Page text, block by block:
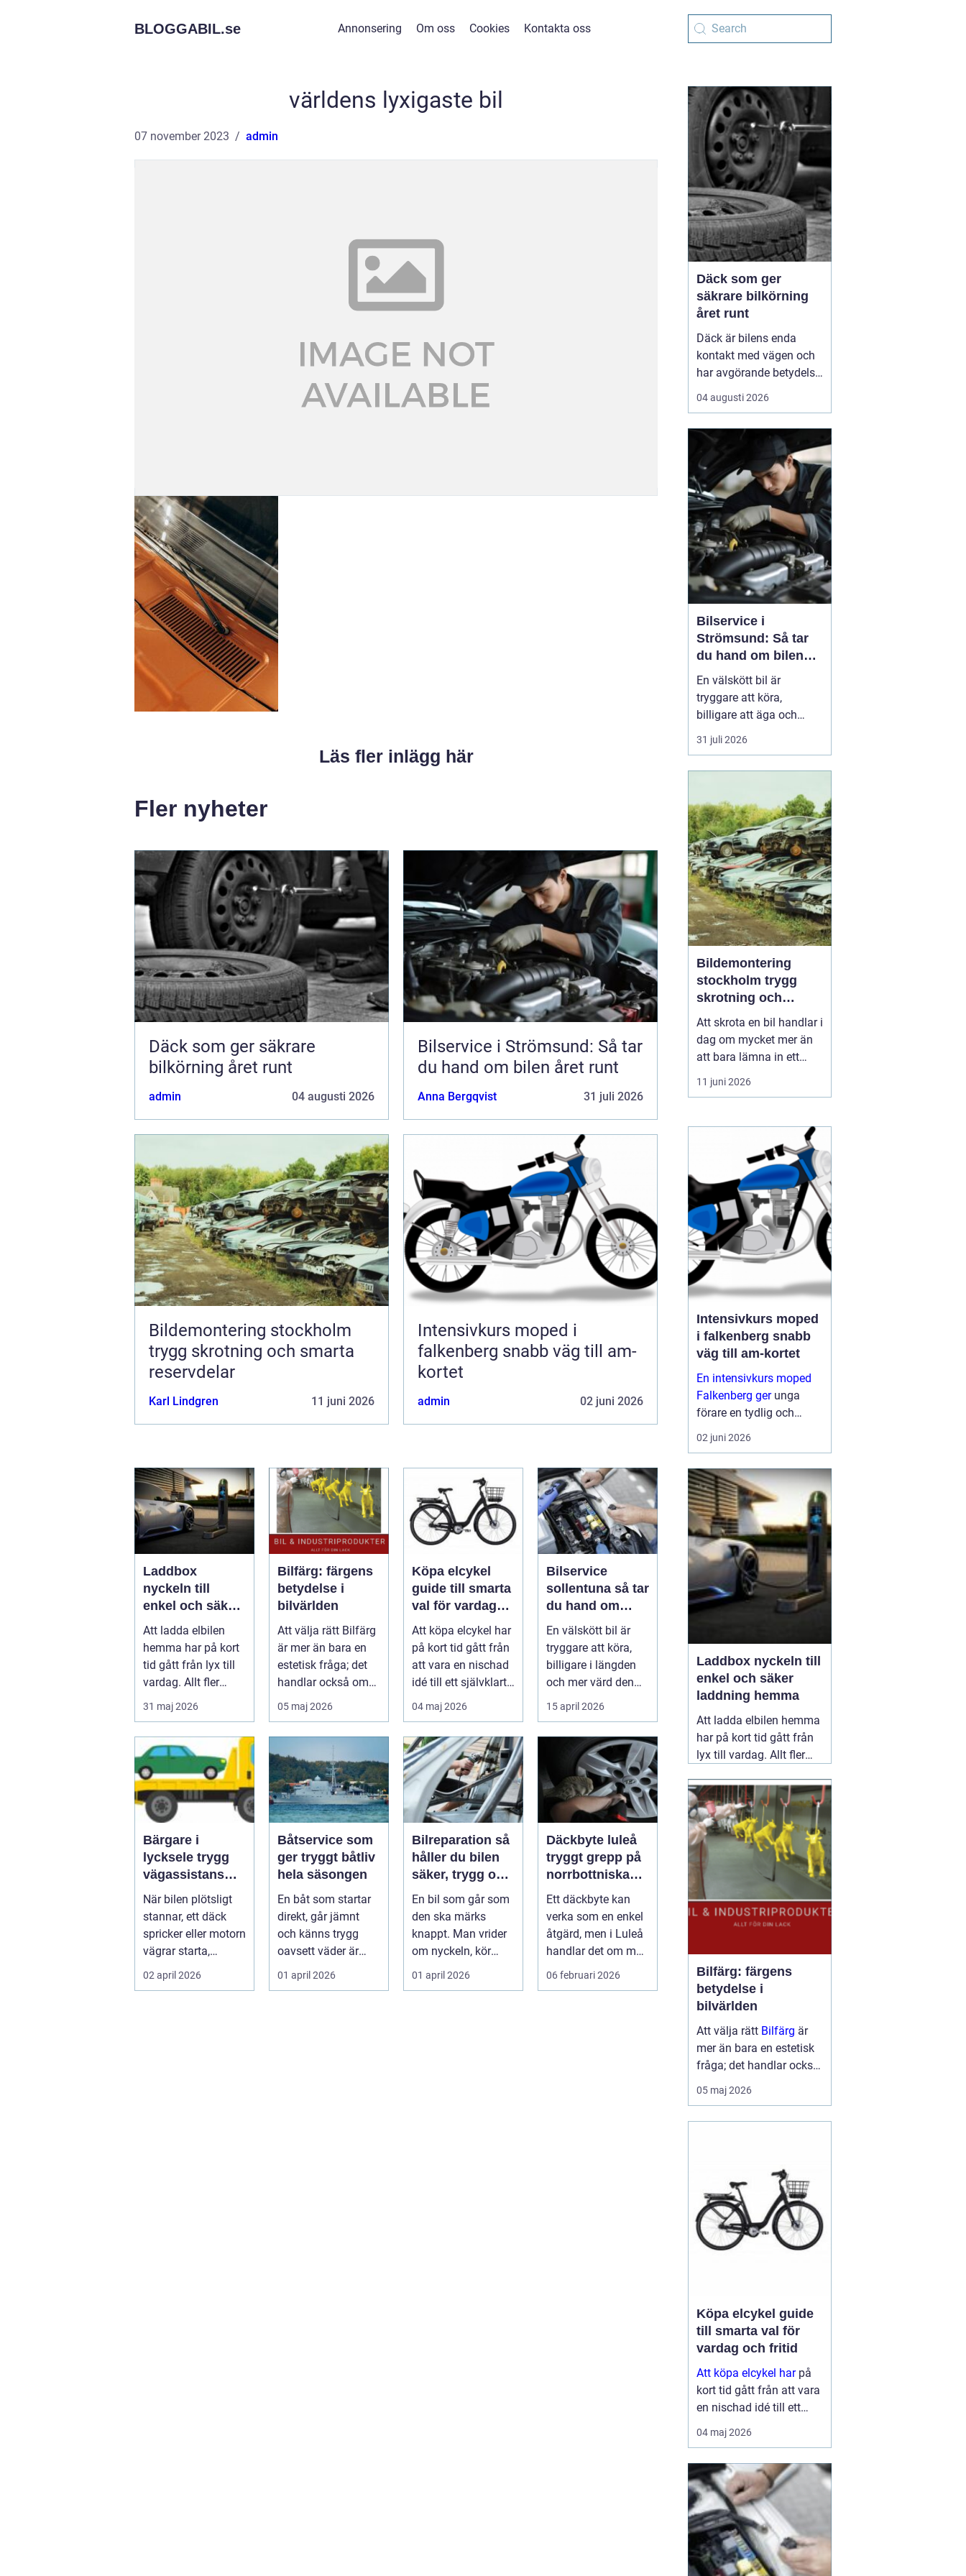
BLOGGABIL.se Annonsering Om oss Cookies Kontakta oss
världens lyxigaste bil
07 november 2023 admin
Läs fler inlägg här
Fler nyheter
Däck som ger säkrare
bilkörning året runt
admin 04 augusti 2026
Bilservice i Strömsund: Så tar
du hand om bilen året runt
Anna Bergqvist 31 juli 2026
Bildemontering stockholm
trygg skrotning och smarta
reservdelar
Karl Lindgren 11 juni 2026
Intensivkurs moped i
falkenberg snabb väg till am-
kortet
admin 02 juni 2026
Laddbox
nyckeln till
enkel och säker
laddning hemma
Att ladda elbilen
hemma har på kort
tid gått från lyx till
vardag. Allt fler
inser hur smidigt
det ä...
31 maj 2026
Bilfärg: färgens
betydelse i
bilvärlden
Att välja rätt Bilfärg
är mer än bara en
estetisk fråga; det
handlar också om
att förstå hur val av
05 maj 2026
Köpa elcykel
guide till smarta
val för vardag
och fritid
Att köpa elcykel har
på kort tid gått från
att vara en nischad
idé till ett självklart
alternativ fö...
04 maj 2026
Bilservice
sollentuna så tar
du hand om
bilen på rätt sätt
En välskött bil är
tryggare att köra,
billigare i längden
och mer värd den
dag den ska säljas.
Många...
15 april 2026
Bärgare i
lycksele trygg
vägassistans
när något
händer på vägen
När bilen plötsligt
stannar, ett däck
spricker eller motorn
vägrar starta,
hamnar många i
samma läge...
02 april 2026
Båtservice som
ger tryggt båtliv
hela säsongen
En båt som startar
direkt, går jämnt
och känns trygg
oavsett väder är
sällan en slump.
Bakom varje p...
01 april 2026
Bilreparation så
håller du bilen
säker, trygg och
ekonomisk
En bil som går som
den ska märks
knappt. Man vrider
om nyckeln, kör
iväg och tänker inte
mer på det....
01 april 2026
Däckbyte luleå
tryggt grepp på
norrbottniska
vägar
Ett däckbyte kan
verka som en enkel
åtgärd, men i Luleå
handlar det om mer
än att bara byta
06 februari 2026
Däck som ger
säkrare bilkörning
året runt
Däck är bilens enda
kontakt med vägen och
har avgörande betydelse
för både säkerhet,
komfort och
Genom att välja rätt typ
av däck, sköta dem på
rätt s&au...
04 augusti 2026
Bilservice i
Strömsund: Så tar
du hand om bilen
året runt
En välskött bil är
tryggare att köra,
billigare att äga och
enklare att sälja vidare. I
en norrländsk vardag
väglag blir service ännu
viktigar...
31 juli 2026
Bildemontering
stockholm trygg
skrotning och
smarta reservdelar
Att skrota en bil handlar i
dag om mycket mer än
att bara lämna in ett
gammalt fordon. För
många bilägare i och
bildemontering
en fråga om
miljöansvar, ekonomi
och säker hanteri...
11 juni 2026
Intensivkurs moped
i falkenberg snabb
väg till am-kortet
En intensivkurs moped
Falkenberg gerunga
förare en tydlig och
fokuserad väg mot AM-
körkortet. I stället för att
över flera månader
samlas teori och
praktiska moment under
ett...
02 juni 2026
Laddbox nyckeln till
enkel och säker
laddning hemma
Att ladda elbilen hemma
har på kort tid gått från
lyx till vardag. Allt fler
att kunna tanka över
natten, slippa köer vid
publika laddare och ha
full kontroll över sina
elkostnader.
31 maj
2026
Bilfärg: färgens
betydelse i
bilvärlden
Att välja rätt Bilfärg är
mer än bara en estetisk
fråga; det handlar också
om att förstå hur val av
färg kan påverka bilens
05 maj 2026
Köpa elcykel guide
till smarta val för
vardag och fritid
Att köpa elcykel harpå
kort tid gått från att vara
en nischad idé till ett
självklart alternativ för
pendling och
ersätter elcykeln både bil
och kollektivtrafik
under...
04 maj 2026